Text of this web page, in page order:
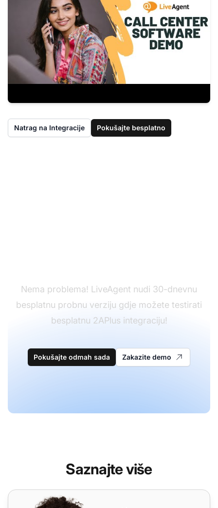
Natrag na Integracije Pokušajte besplatno
Nema problema! LiveAgent nudi 30-dnevnu
besplatnu probnu verziju gdje možete testirati
besplatnu 2APlus integraciju!
Pokušajte odmah sada Zakazite demo
Saznajte više
2talk